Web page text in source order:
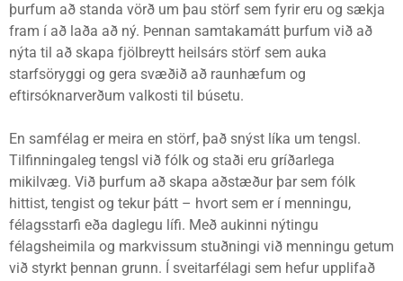
þurfum að standa vörð um þau störf sem fyrir eru og sækja
fram í að laða að ný. Þennan samtakamátt þurfum við að
nýta til að skapa fjölbreytt heilsárs störf sem auka
starfsöryggi og gera svæðið að raunhæfum og
eftirsóknarverðum valkosti til búsetu.
En samfélag er meira en störf, það snýst líka um tengsl.
Tilfinningaleg tengsl við fólk og staði eru gríðarlega
mikilvæg. Við þurfum að skapa aðstæður þar sem fólk
hittist, tengist og tekur þátt – hvort sem er í menningu,
félagsstarfi eða daglegu lífi. Með aukinni nýtingu
félagsheimila og markvissum stuðningi við menningu getum
við styrkt þennan grunn. Í sveitarfélagi sem hefur upplifað